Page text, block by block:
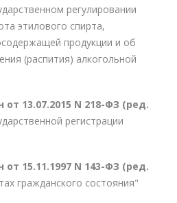
регулировании
этилового спирта,
продукции и об
(распития) алкогольной
13.07.2015 N 218-ФЗ (ред.
регистрации
15.11.1997 N 143-ФЗ (ред.
гражданского состояния"